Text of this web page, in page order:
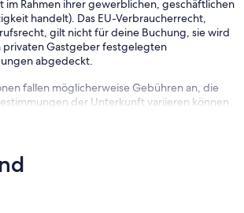
im Rahmen ihrer gewerblichen, geschäftlichen
handelt). Das EU-Verbraucherrecht,
gilt nicht für deine Buchung, sie wird
privaten Gastgeber festgelegten
abgedeckt.
fallen möglicherweise Gebühren an, die
der Unterkunft variieren können.